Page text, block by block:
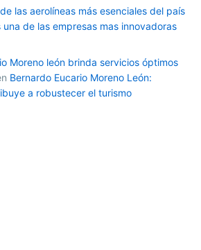
las aerolíneas más esenciales del país
una de las empresas mas innovadoras
Moreno león brinda servicios óptimos
Bernardo Eucario Moreno León:
a robustecer el turismo